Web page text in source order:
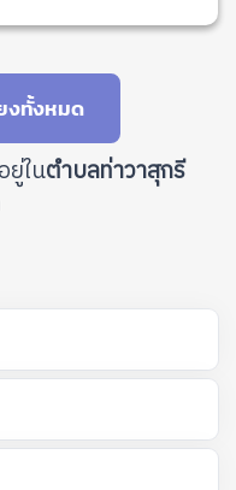
งทั้งหมด
ยู่ในตำบลท่าวาสุกรี